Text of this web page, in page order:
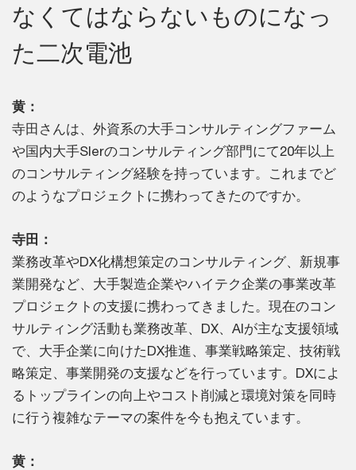
なくてはならないものになっ
た二次電池
黄：
寺田さんは、外資系の大手コンサルティングファーム
や国内大手SIerのコンサルティング部門にて20年以上
のコンサルティング経験を持っています。これまでど
のようなプロジェクトに携わってきたのですか。
寺田：
業務改革やDX化構想策定のコンサルティング、新規事
業開発など、大手製造企業やハイテク企業の事業改革
プロジェクトの支援に携わってきました。現在のコン
サルティング活動も業務改革、DX、AIが主な支援領域
で、大手企業に向けたDX推進、事業戦略策定、技術戦
略策定、事業開発の支援などを行っています。DXによ
るトップラインの向上やコスト削減と環境対策を同時
に行う複雑なテーマの案件を今も抱えています。
黄：